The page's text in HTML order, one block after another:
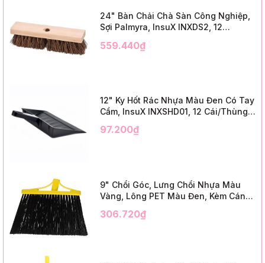
24" Bàn Chải Chà Sàn Công Nghiệp,
Sợi Palmyra, InsuX INXDS2, 12
3" Trim)
559.440₫
12" Ky Hốt Rác Nhựa Màu Đen Có Tay
Cầm, InsuX INXSHD01, 12 Cái/Thùng,
Black Plastic)
97.200₫
9" Chổi Góc, Lưng Chổi Nhựa Màu
Vàng, Lông PET Màu Đen, Kèm Cán
12 Bộ/Thùng (9" Angle Broom, Yellow
306.720₫